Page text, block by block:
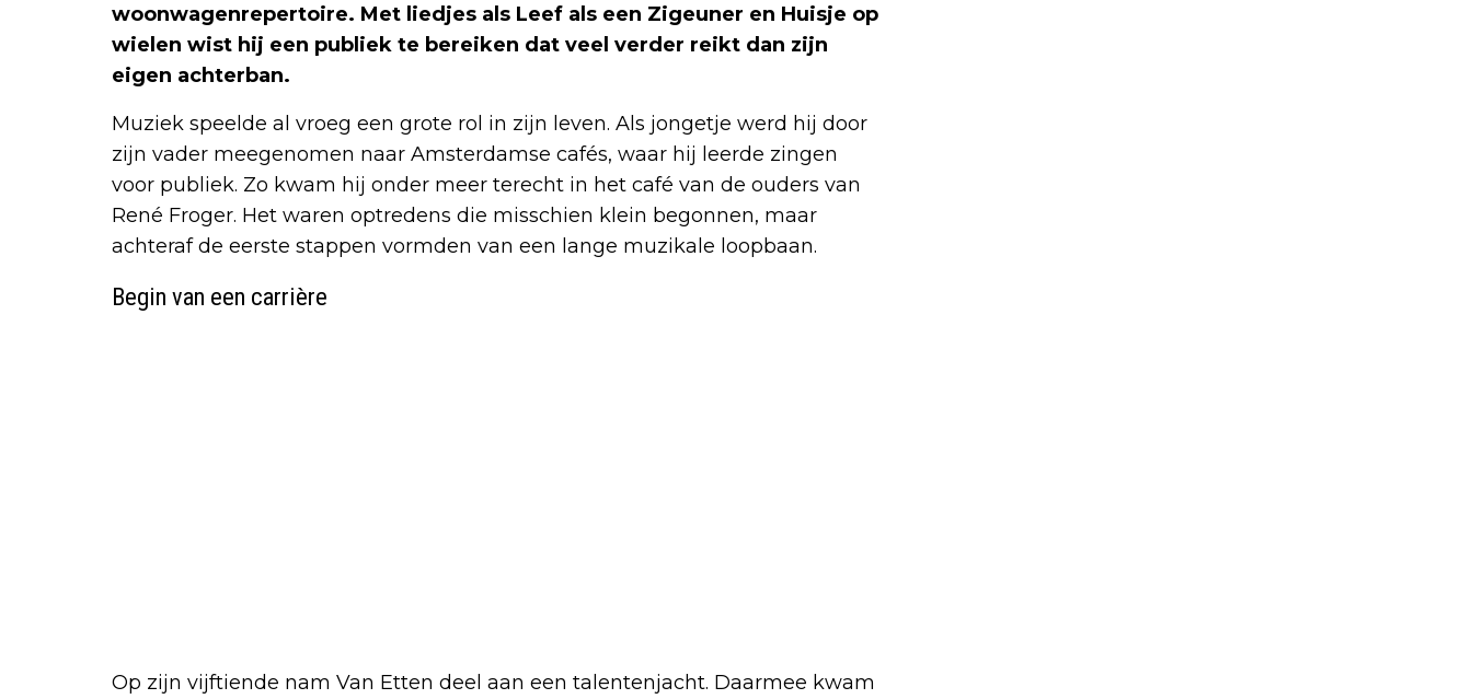
woonwagenrepertoire. Met liedjes als Leef als een Zigeuner en Huisje op
wielen wist hij een publiek te bereiken dat veel verder reikt dan zijn
eigen achterban.
Muziek speelde al vroeg een grote rol in zijn leven. Als jongetje werd hij door
zijn vader meegenomen naar Amsterdamse cafés, waar hij leerde zingen
voor publiek. Zo kwam hij onder meer terecht in het café van de ouders van
René Froger. Het waren optredens die misschien klein begonnen, maar
achteraf de eerste stappen vormden van een lange muzikale loopbaan.
Begin van een carrière
Op zijn vijftiende nam Van Etten deel aan een talentenjacht. Daarmee kwam